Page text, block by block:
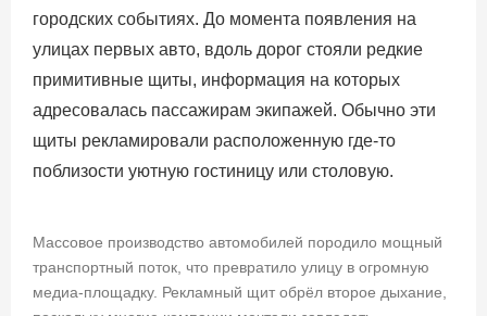
городских событиях. До момента появления на
улицах первых авто, вдоль дорог стояли редкие
примитивные щиты, информация на которых
адресовалась пассажирам экипажей. Обычно эти
щиты рекламировали расположенную где-то
поблизости уютную гостиницу или столовую.
Массовое производство автомобилей породило мощный
транспортный поток, что превратило улицу в огромную
медиа-площадку. Рекламный щит обрёл второе дыхание,